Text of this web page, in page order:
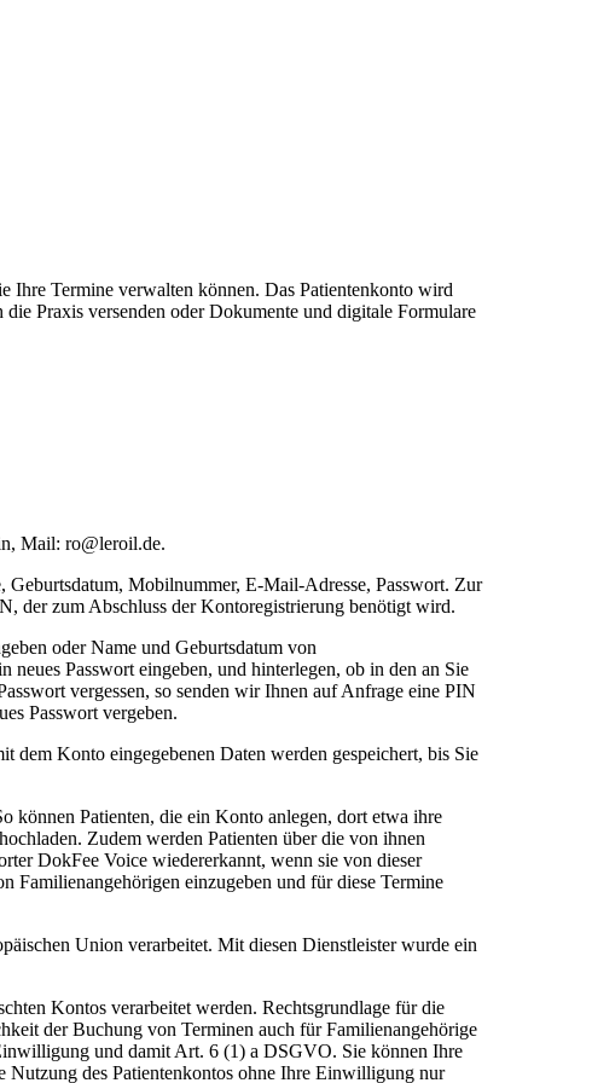
Ihre Termine verwalten können. Das Patientenkonto wird
Praxis versenden oder Dokumente und digitale Formulare
Mail: ro@leroil.de.
Mobilnummer, E-Mail-Adresse, Passwort. Zur
der zum Abschluss der Kontoregistrierung benötigt wird.
oder Name und Geburtsdatum von
Passwort eingeben, und hinterlegen, ob in den an Sie
vergessen, so senden wir Ihnen auf Anfrage eine PIN
Passwort vergeben.
Konto eingegebenen Daten werden gespeichert, bis Sie
können Patienten, die ein Konto anlegen, dort etwa ihre
Zudem werden Patienten über die von ihnen
DokFee Voice wiedererkannt, wenn sie von dieser
Familienangehörigen einzugeben und für diese Termine
Union verarbeitet. Mit diesen Dienstleister wurde ein
Kontos verarbeitet werden. Rechtsgrundlage für die
der Buchung von Terminen auch für Familienangehörige
und damit Art. 6 (1) a DSGVO. Sie können Ihre
des Patientenkontos ohne Ihre Einwilligung nur